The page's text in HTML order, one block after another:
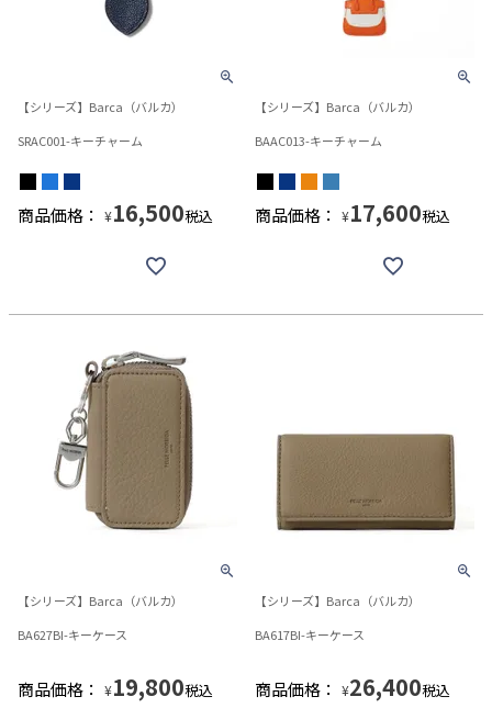
【シリーズ】Barca（バルカ）
SRAC001-キーチャーム
商品価格： ¥16,500税込
【シリーズ】Barca（バルカ）
BAAC013-キーチャーム
商品価格： ¥17,600税込
【シリーズ】Barca（バルカ）
BA627BI-キーケース
商品価格： ¥19,800税込
【シリーズ】Barca（バルカ）
BA617BI-キーケース
商品価格： ¥26,400税込